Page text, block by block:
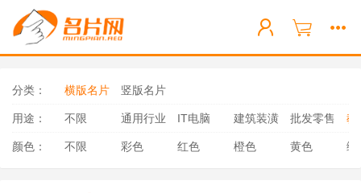
分类： 横版名片 竖版名片
用途： 不限 通用行业 IT电脑 建筑装潢 批发零售 教
颜色： 不限 彩色 红色 橙色 黄色 绿